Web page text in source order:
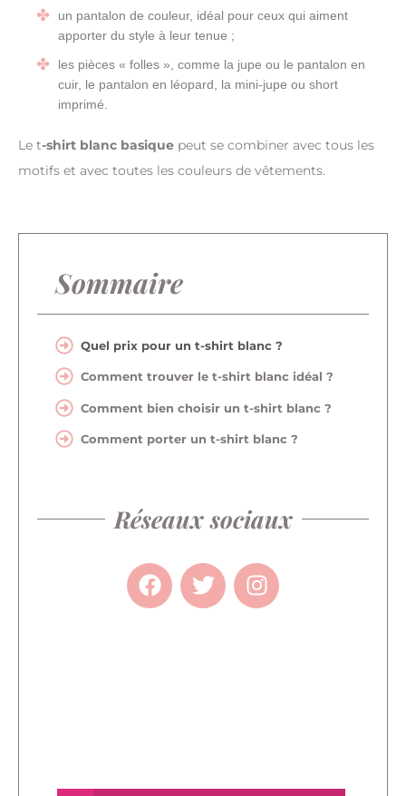
un pantalon de couleur, idéal pour ceux qui aiment
apporter du style à leur tenue ;
les pièces « folles », comme la jupe ou le pantalon en
cuir, le pantalon en léopard, la mini-jupe ou short
imprimé.
Le t-shirt blanc basique peut se combiner avec tous les
motifs et avec toutes les couleurs de vêtements.
Sommaire
Quel prix pour un t-shirt blanc ?
Comment trouver le t-shirt blanc idéal ?
Comment bien choisir un t-shirt blanc ?
Comment porter un t-shirt blanc ?
Réseaux sociaux